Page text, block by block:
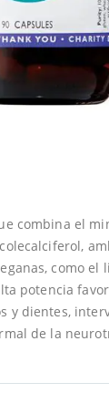
combina el
como el
potencia
y dientes,
de la